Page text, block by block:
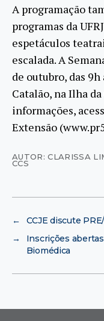
A programação
programas da
espetáculos
escalada. A
de outubro, das
Catalão, na Ilha
informações,
Extensão
AUTOR: CLARISSA
CCS
←
CCJE discute
→
Inscrições
Biomédica